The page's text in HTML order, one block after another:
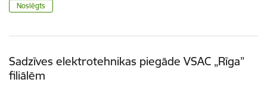
Noslēgts
Sadzīves elektrotehnikas piegāde VSAC „Rīga”
filiālēm